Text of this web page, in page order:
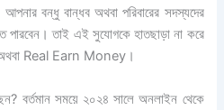
আপনার বন্ধু বান্ধব অথবা পরিবারের সদস্যদের
পারবেন। তাই এই সুযোগকে হাতছাড়া না করে
Real Earn Money।
বর্তমান সময়ে ২০২৪ সালে অনলাইন থেকে